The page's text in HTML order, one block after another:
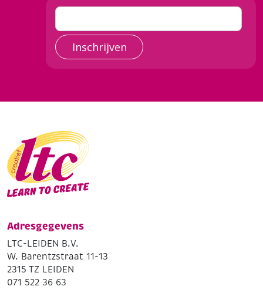
Inschrijven
Adresgegevens
LTC-LEIDEN B.V.
W. Barentzstraat 11-13
2315 TZ LEIDEN
071 522 36 63